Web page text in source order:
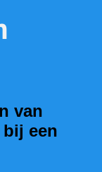
van
een